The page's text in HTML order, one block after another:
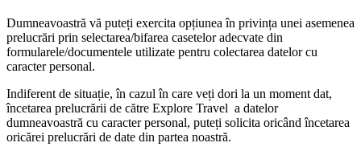
Dumneavoastră vă puteți exercita opțiunea în privința unei asemenea
prelucrări prin selectarea/bifarea casetelor adecvate din
formularele/documentele utilizate pentru colectarea datelor cu
caracter personal.
Indiferent de situație, în cazul în care veți dori la un moment dat,
încetarea prelucrării de către Explore Travel a datelor
dumneavoastră cu caracter personal, puteți solicita oricând încetarea
oricărei prelucrări de date din partea noastră.